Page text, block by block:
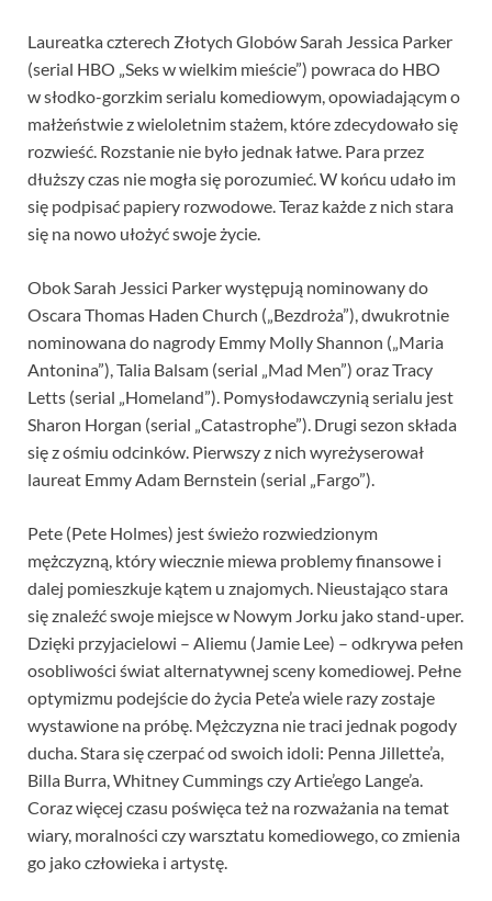
Laureatka czterech Złotych Globów Sarah Jessica Parker
(serial HBO „Seks w wielkim mieście”) powraca do HBO
w słodko-gorzkim serialu komediowym, opowiadającym o
małżeństwie z wieloletnim stażem, które zdecydowało się
rozwieść. Rozstanie nie było jednak łatwe. Para przez
dłuższy czas nie mogła się porozumieć. W końcu udało im
się podpisać papiery rozwodowe. Teraz każde z nich stara
się na nowo ułożyć swoje życie.
Obok Sarah Jessici Parker występują nominowany do
Oscara Thomas Haden Church („Bezdroża”), dwukrotnie
nominowana do nagrody Emmy Molly Shannon („Maria
Antonina”), Talia Balsam (serial „Mad Men”) oraz Tracy
Letts (serial „Homeland”). Pomysłodawczynią serialu jest
Sharon Horgan (serial „Catastrophe”). Drugi sezon składa
się z ośmiu odcinków. Pierwszy z nich wyreżyserował
laureat Emmy Adam Bernstein (serial „Fargo”).
Pete (Pete Holmes) jest świeżo rozwiedzionym
mężczyzną, który wiecznie miewa problemy finansowe i
dalej pomieszkuje kątem u znajomych. Nieustająco stara
się znaleźć swoje miejsce w Nowym Jorku jako stand-uper.
Dzięki przyjacielowi – Aliemu (Jamie Lee) – odkrywa pełen
osobliwości świat alternatywnej sceny komediowej. Pełne
optymizmu podejście do życia Pete’a wiele razy zostaje
wystawione na próbę. Mężczyzna nie traci jednak pogody
ducha. Stara się czerpać od swoich idoli: Penna Jillette’a,
Billa Burra, Whitney Cummings czy Artie’ego Lange’a.
Coraz więcej czasu poświęca też na rozważania na temat
wiary, moralności czy warsztatu komediowego, co zmienia
go jako człowieka i artystę.